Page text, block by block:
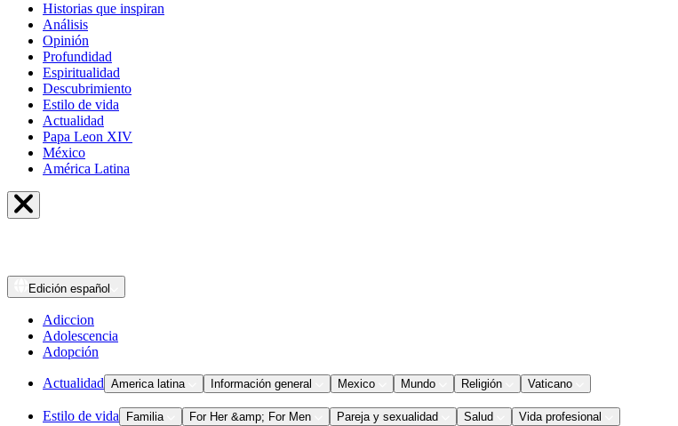
Historias que inspiran
Análisis
Opinión
Profundidad
Espiritualidad
Descubrimiento
Estilo de vida
Actualidad
Papa Leon XIV
México
América Latina
Edición español
Adiccion
Adolescencia
Adopción
Actualidad America latina Información general Mexico Mundo Religión Vaticano
Estilo de vida Familia For Her &amp; For Men Pareja y sexualidad Salud Vida profesional